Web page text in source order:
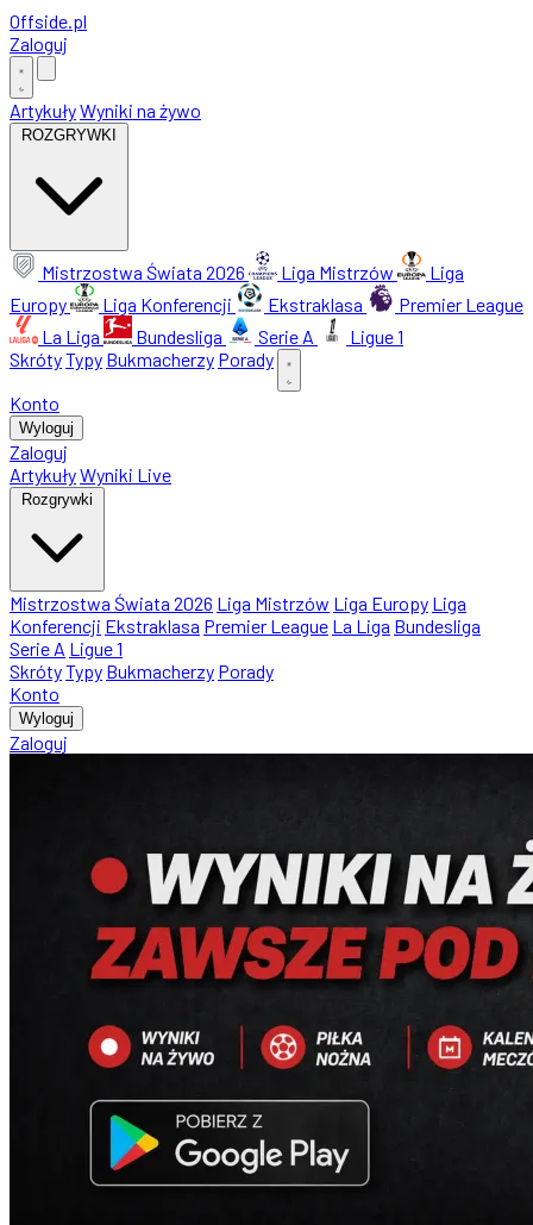
Offside.pl
Zaloguj
ArtykułyWyniki na żywo
ROZGRYWKI
Mistrzostwa Świata 2026 Liga Mistrzów
Liga
Europy
Liga Konferencji Ekstraklasa
Premier League
La Liga
Bundesliga Serie A
Ligue 1
SkrótyTypy Bukmacherzy Porady
Konto
Wyloguj
Zaloguj
ArtykułyWyniki Live
Rozgrywki
Mistrzostwa Świata 2026 Liga Mistrzów Liga Europy Liga
Konferencji Ekstraklasa Premier League La Liga Bundesliga
Serie A Ligue 1
SkrótyTypy Bukmacherzy Porady
Konto
Wyloguj
Zaloguj